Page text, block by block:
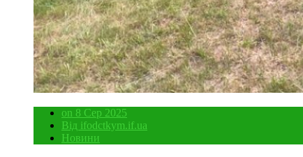
on 8 Сер 2025
Від ifodctkym.if.ua
Новини